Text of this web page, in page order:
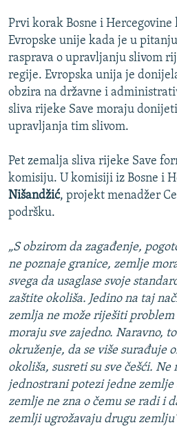
Prvi korak Bosne i
Evropske unije kada je u
rasprava o upravljanju slivom
regije. Evropska unija je
obzira na državne i
sliva rijeke Save moraju
upravljanja tim slivom.
Pet zemalja sliva rijeke Save
komisiju. U komisiji iz Bosne i
Nišandžić, projekt menadžer
podršku.
„S obzirom da zagađenje,
ne poznaje granice, zemlje
svega da usaglase svoje
zaštite okoliša. Jedino na taj
zemlja ne može riješiti
moraju sve zajedno. Naravno,
okruženje, da se više surađuje
okoliša, susreti su sve češći. Ne
jednostrani potezi jedne zemlje
zemlje ne zna o čemu se radi i
zemlji ugrožavaju drugu